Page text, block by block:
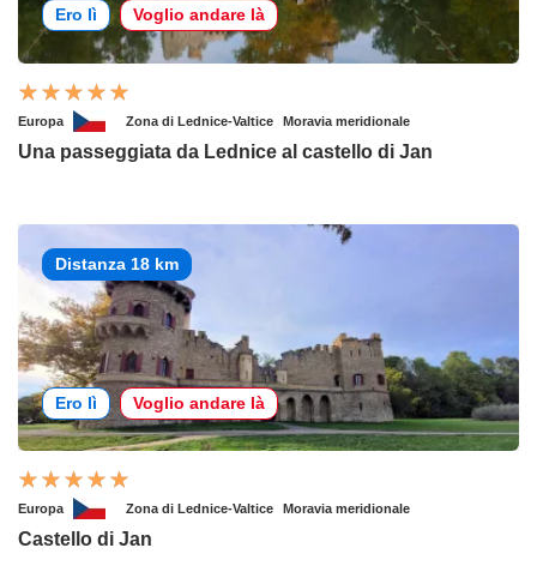
Ero lì Voglio andare là
Europa Zona di Lednice-Valtice Moravia meridionale
Una passeggiata da Lednice al castello di Jan
Distanza 18 km
Ero lì Voglio andare là
Europa Zona di Lednice-Valtice Moravia meridionale
Castello di Jan